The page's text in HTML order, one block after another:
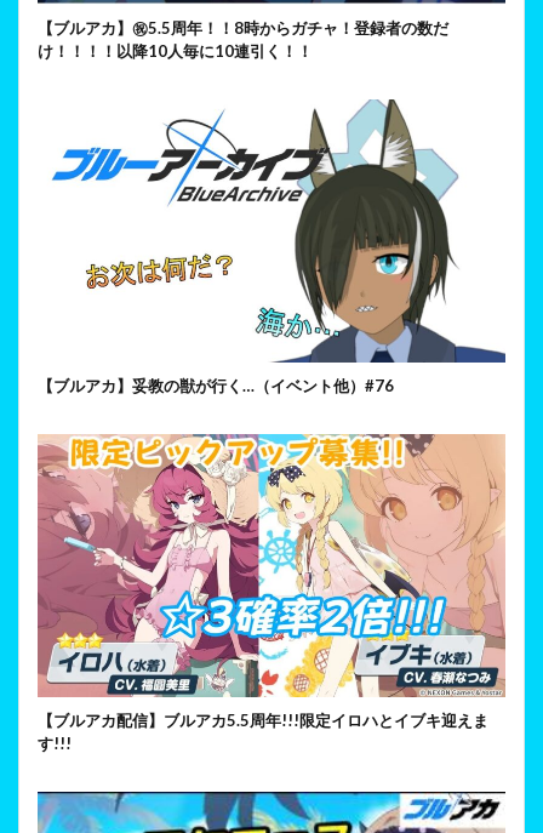
【ブルアカ】㊗5.5周年！！8時からガチャ！登録者の数だ
け！！！！以降10人毎に10連引く！！
【ブルアカ】妥教の獣が行く…（イベント他）#76
【ブルアカ配信】ブルアカ5.5周年!!!限定イロハとイブキ迎えま
す!!!